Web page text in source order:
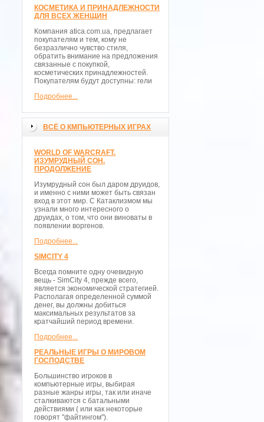
КОСМЕТИКА И ПРИНАДЛЕЖНОСТИ
ДЛЯ ВСЕХ ЖЕНЩИН
Компания atica.com.ua, предлагает
покупателям и тем, кому не
безразлично чувство стиля,
обратить внимание на предложения
связанные с покупкой,
косметических принадлежностей.
Покупателям будут доступны: гели
Подробнее...
ВСЁ О КМПЬЮТЕРНЫХ ИГРАХ
WORLD OF WARCRAFT.
ИЗУМРУДНЫЙ СОН.
ПРОДОЛЖЕНИЕ
Изумрудный сон был даром друидов,
и именно с ними может быть связан
вход в этот мир. С Катаклизмом мы
узнали много интересного о
друидах, о том, что они виноваты в
появлении воргенов.
Подробнее...
SIMCITY 4
Всегда помните одну очевидную
вещь - SimCity 4, прежде всего,
является экономической стратегией.
Располагая определенной суммой
денег, вы должны добиться
максимальных результатов за
кратчайший период времени.
Подробнее...
РЕАЛЬНЫЕ ИГРЫ О МИРОВОМ
ГОСПОДСТВЕ
Большинство игроков в
компьютерные игры, выбирая
разные жанры игры, так или иначе
сталкиваются с батальными
действиями ( или как некоторые
говорят "файтингом").